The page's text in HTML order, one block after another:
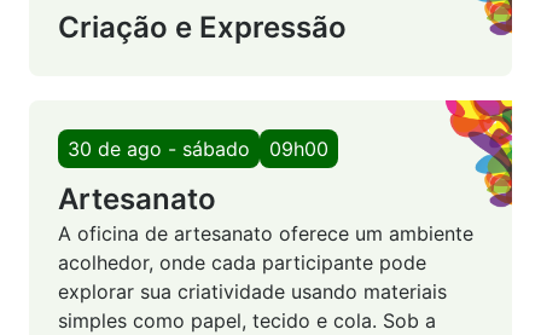
Criação e Expressão
30 de ago - sábado 09h00
Artesanato
A oficina de artesanato oferece um ambiente
acolhedor, onde cada participante pode
explorar sua criatividade usando materiais
simples como papel, tecido e cola. Sob a